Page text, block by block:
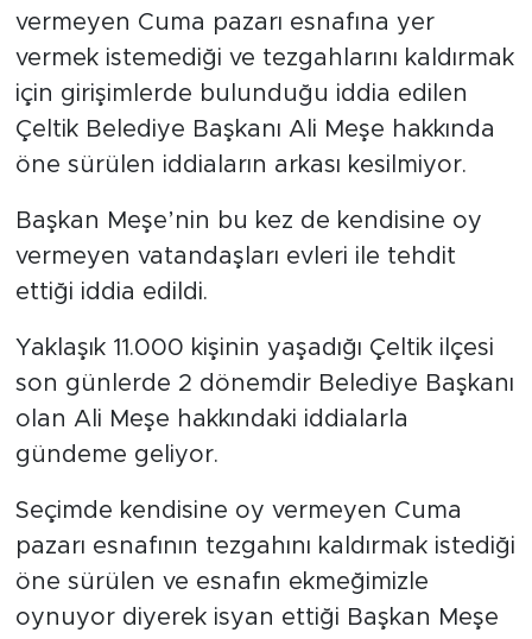
vermeyen Cuma pazarı esnafına yer
vermek istemediği ve tezgahlarını kaldırmak
için girişimlerde bulunduğu iddia edilen
Çeltik Belediye Başkanı Ali Meşe hakkında
öne sürülen iddiaların arkası kesilmiyor.
Başkan Meşe’nin bu kez de kendisine oy
vermeyen vatandaşları evleri ile tehdit
ettiği iddia edildi.
Yaklaşık 11.000 kişinin yaşadığı Çeltik ilçesi
son günlerde 2 dönemdir Belediye Başkanı
olan Ali Meşe hakkındaki iddialarla
gündeme geliyor.
Seçimde kendisine oy vermeyen Cuma
pazarı esnafının tezgahını kaldırmak istediği
öne sürülen ve esnafın ekmeğimizle
oynuyor diyerek isyan ettiği Başkan Meşe